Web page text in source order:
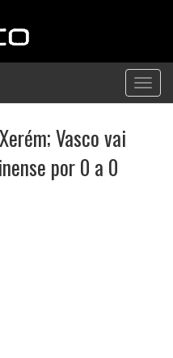
Vasco vai
por 0 a 0